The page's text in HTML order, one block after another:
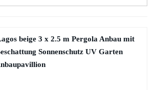
beige 3 x 2.5 m Pergola Anbau mit
Sonnenschutz UV Garten